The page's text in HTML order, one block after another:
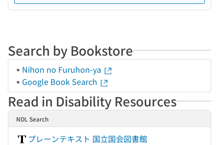
Search by Bookstore
Nihon no Furuhon-ya
Google Book Search
Read in Disability Resources
NDL Search
プレーンテキスト 国立国会図書館